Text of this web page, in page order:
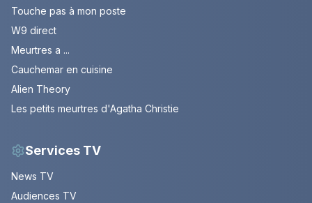
Touche pas à mon poste
W9 direct
Meurtres a ...
Cauchemar en cuisine
Alien Theory
Les petits meurtres d'Agatha Christie
Services TV
News TV
Audiences TV